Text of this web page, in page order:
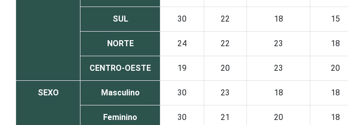
SUL 30 22 18 15
NORTE 24 22 23 18
CENTRO-OESTE 19 20 23 20
SEXO Masculino 30 23 18 18
Feminino 30 21 20 18